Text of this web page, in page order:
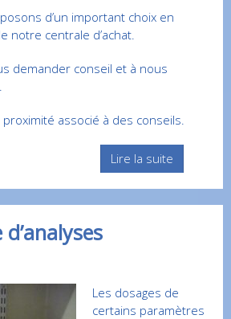
d’un important choix en
notre centrale d’achat.
demander conseil et à nous
proximité associé à des conseils.
Lire la suite
Les dosages de
certains paramètres